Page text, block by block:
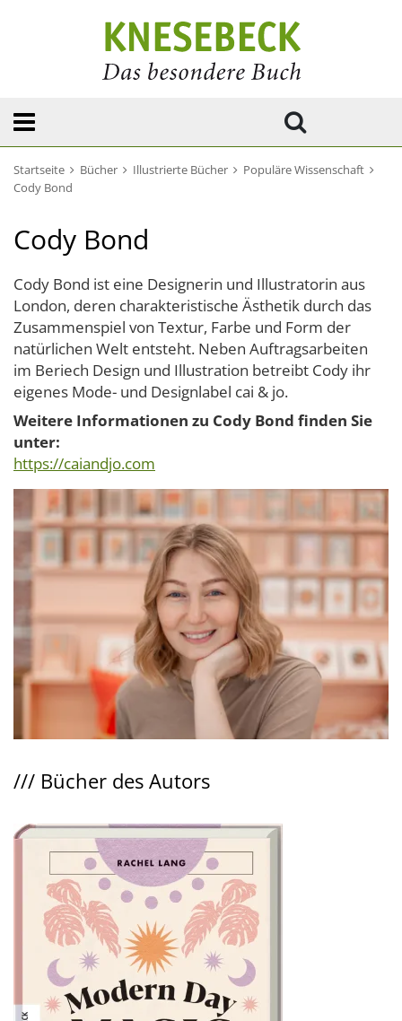
Startseite Bücher Illustrierte Bücher
Populäre Wissenschaft
Cody Bond
Cody Bond
Cody Bond ist eine Designerin und Illustratorin aus
London, deren charakteristische Ästhetik durch das
Zusammenspiel von Textur, Farbe und Form der
natürlichen Welt entsteht. Neben Auftragsarbeiten
im Beriech Design und Illustration betreibt Cody ihr
eigenes Mode- und Designlabel cai & jo.
Weitere Informationen zu Cody Bond finden Sie
unter:
https://caiandjo.com
/// Bücher des Autors